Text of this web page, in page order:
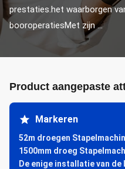
prestaties.het waarborgen
booroperatiesMet zijn ...
Product aangepaste
Markeren
52m droegen
1500mm droeg
De enige installatie van